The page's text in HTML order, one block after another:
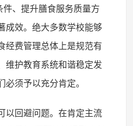
、提升膳食服务质量方
成效。绝大多数学校能够
经费管理总体上是规范有
维护教育系统和谐稳定发
须予以充分肯定。
以回避问题。在肯定主流